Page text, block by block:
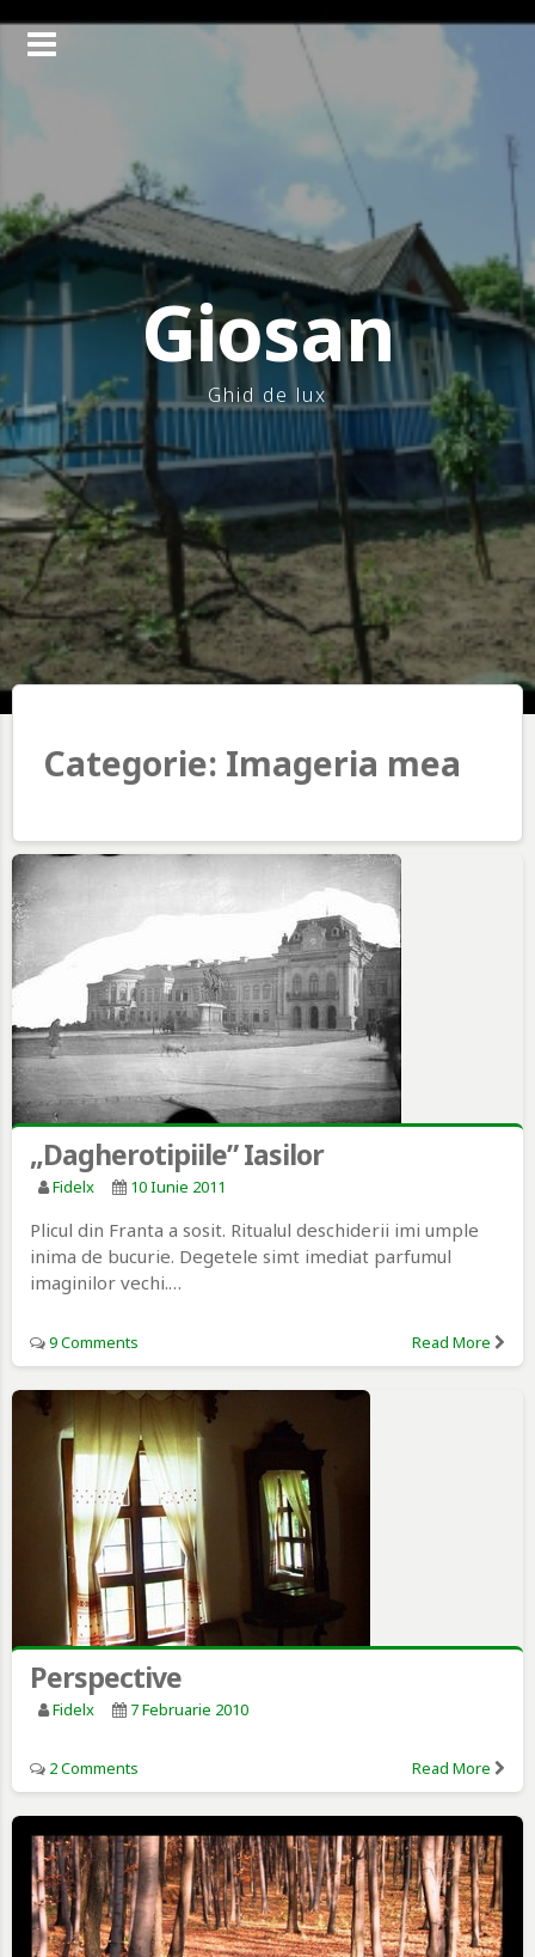
Giosan
Ghid de lux
Categorie: Imageria mea
„Dagherotipiile” Iasilor
Fidelx 10 Iunie 2011
Plicul din Franta a sosit. Ritualul deschiderii imi umple
inima de bucurie. Degetele simt imediat parfumul
imaginilor vechi.…
9 Comments Read More
Perspective
Fidelx 7 Februarie 2010
2 Comments Read More